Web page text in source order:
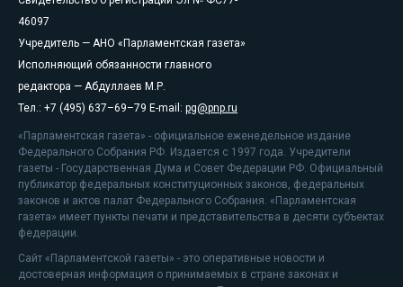
46097
Учредитель — АНО «Парламентская газета»
Исполняющий обязанности главного
редактора — Абдуллаев М.Р.
Тел.: +7 (495) 637–69–79 E-mail: pg@pnp.ru
«Парламентская газета» - официальное еженедельное издание
Федерального Собрания РФ. Издается с 1997 года. Учредители
газеты - Государственная Дума и Совет Федерации РФ. Официальный
публикатор федеральных конституционных законов, федеральных
законов и актов палат Федерального Собрания. «Парламентская
газета» имеет пункты печати и представительства в десяти субъектах
федерации.
Сайт «Парламентской газеты» - это оперативные новости и
достоверная информация о принимаемых в стране законах и